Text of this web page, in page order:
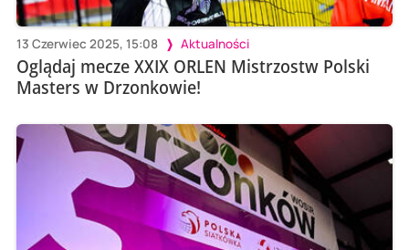
13 Czerwiec 2025, 15:08 Aktualności
Oglądaj mecze XXIX ORLEN Mistrzostw Polski
Masters w Drzonkowie!